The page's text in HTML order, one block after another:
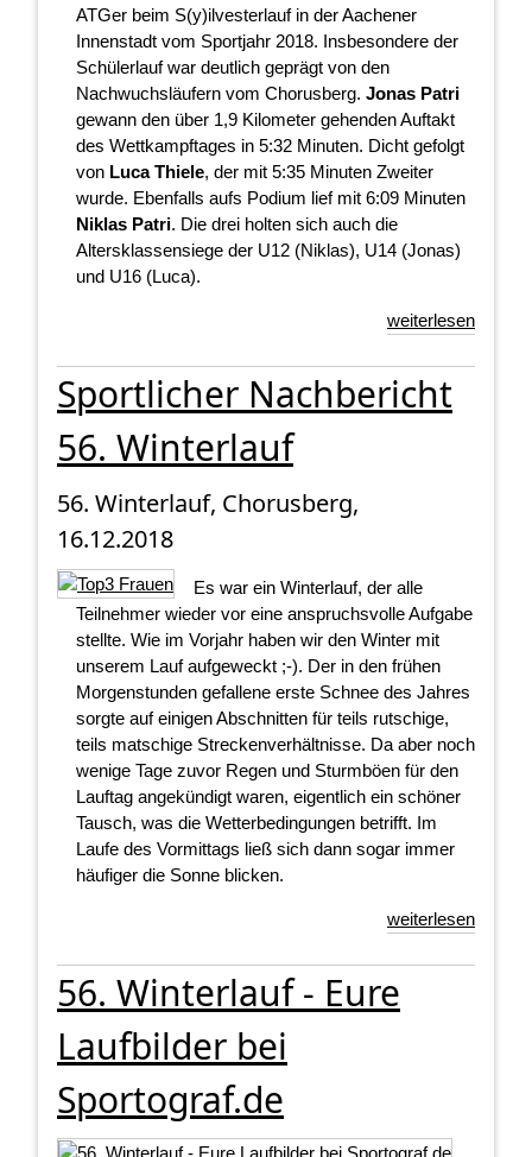
ATGer beim S(y)ilvesterlauf in der Aachener
Innenstadt vom Sportjahr 2018. Insbesondere der
Schülerlauf war deutlich geprägt von den
Nachwuchsläufern vom Chorusberg. Jonas Patri
gewann den über 1,9 Kilometer gehenden Auftakt
des Wettkampftages in 5:32 Minuten. Dicht gefolgt
von Luca Thiele, der mit 5:35 Minuten Zweiter
wurde. Ebenfalls aufs Podium lief mit 6:09 Minuten
Niklas Patri. Die drei holten sich auch die
Altersklassensiege der U12 (Niklas), U14 (Jonas)
und U16 (Luca).
weiterlesen
Sportlicher Nachbericht
56. Winterlauf
56. Winterlauf, Chorusberg,
16.12.2018
Es war ein Winterlauf, der alle
Teilnehmer wieder vor eine anspruchsvolle Aufgabe
stellte. Wie im Vorjahr haben wir den Winter mit
unserem Lauf aufgeweckt ;-). Der in den frühen
Morgenstunden gefallene erste Schnee des Jahres
sorgte auf einigen Abschnitten für teils rutschige,
teils matschige Streckenverhältnisse. Da aber noch
wenige Tage zuvor Regen und Sturmböen für den
Lauftag angekündigt waren, eigentlich ein schöner
Tausch, was die Wetterbedingungen betrifft. Im
Laufe des Vormittags ließ sich dann sogar immer
häufiger die Sonne blicken.
weiterlesen
56. Winterlauf - Eure
Laufbilder bei
Sportograf.de